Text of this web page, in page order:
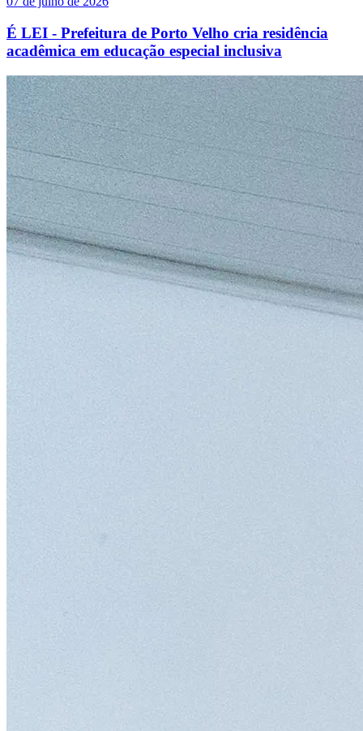
É LEI - Prefeitura de Porto Velho cria residência
acadêmica em educação especial inclusiva